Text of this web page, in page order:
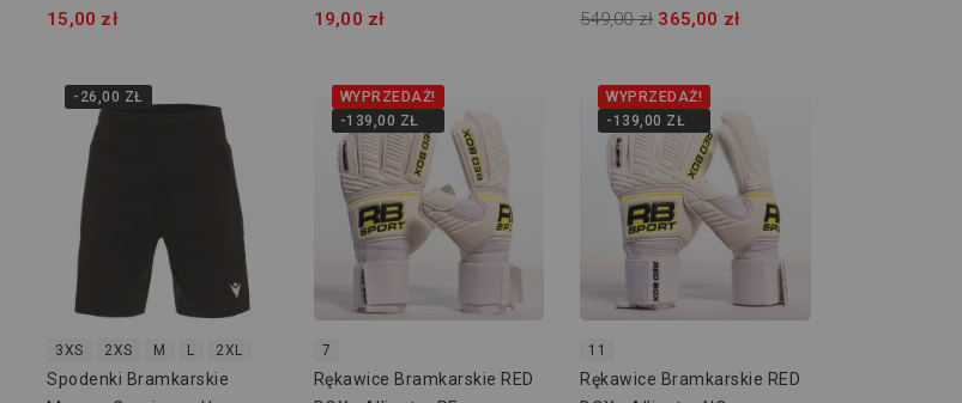
15,00 zł 19,00 zł
RBTX-100
549,00 zł 365,00 zł
-26,00 ZŁ
3XS 2XS M L 2XL
Spodenki Bramkarskie
WYPRZEDAŻ!
-139,00 ZŁ
7
Rękawice Bramkarskie RED
WYPRZEDAŻ!
-139,00 ZŁ
11
Rękawice Bramkarskie RED